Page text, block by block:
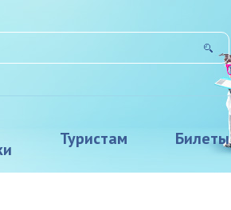
Туристам Билеты